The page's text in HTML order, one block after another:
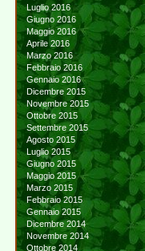
Luglio 2016
Giugno 2016
Maggio 2016
Aprile 2016
Marzo 2016
Febbraio 2016
Gennaio 2016
Dicembre 2015
Novembre 2015
Ottobre 2015
Settembre 2015
Agosto 2015
Luglio 2015
Giugno 2015
Maggio 2015
Marzo 2015
Febbraio 2015
Gennaio 2015
Dicembre 2014
Novembre 2014
Ottobre 2014